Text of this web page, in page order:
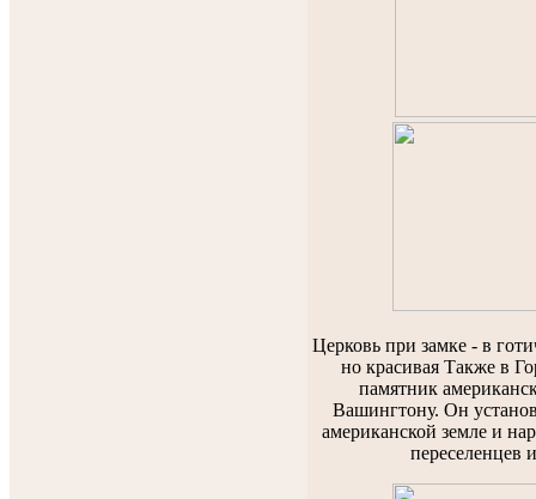
Церковь при замке - в
но красивая Также в
памятник
Вашингтону. Он
американской земле и
переселенцев